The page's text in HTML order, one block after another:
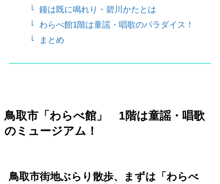
鐘は既に鳴れり・碧川かたとは
わらべ館1階は童謡・唱歌のパラダイス！
まとめ
鳥取市「わらべ館」 1階は童謡・唱歌
のミュージアム！
鳥取市街地ぶらり散歩、まずは「わらべ